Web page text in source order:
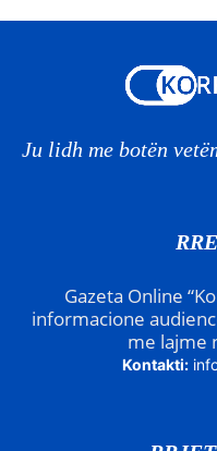
Ju lidh me botën
Gazeta Online
informacione
me lajme
Kontakti: